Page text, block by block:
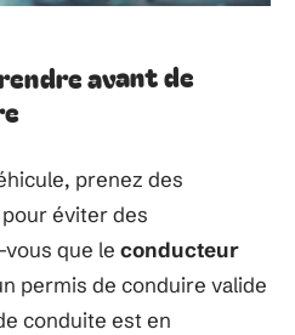
avant de
prenez des
éviter des
que le conducteur
permis de conduire valide
conduite est en